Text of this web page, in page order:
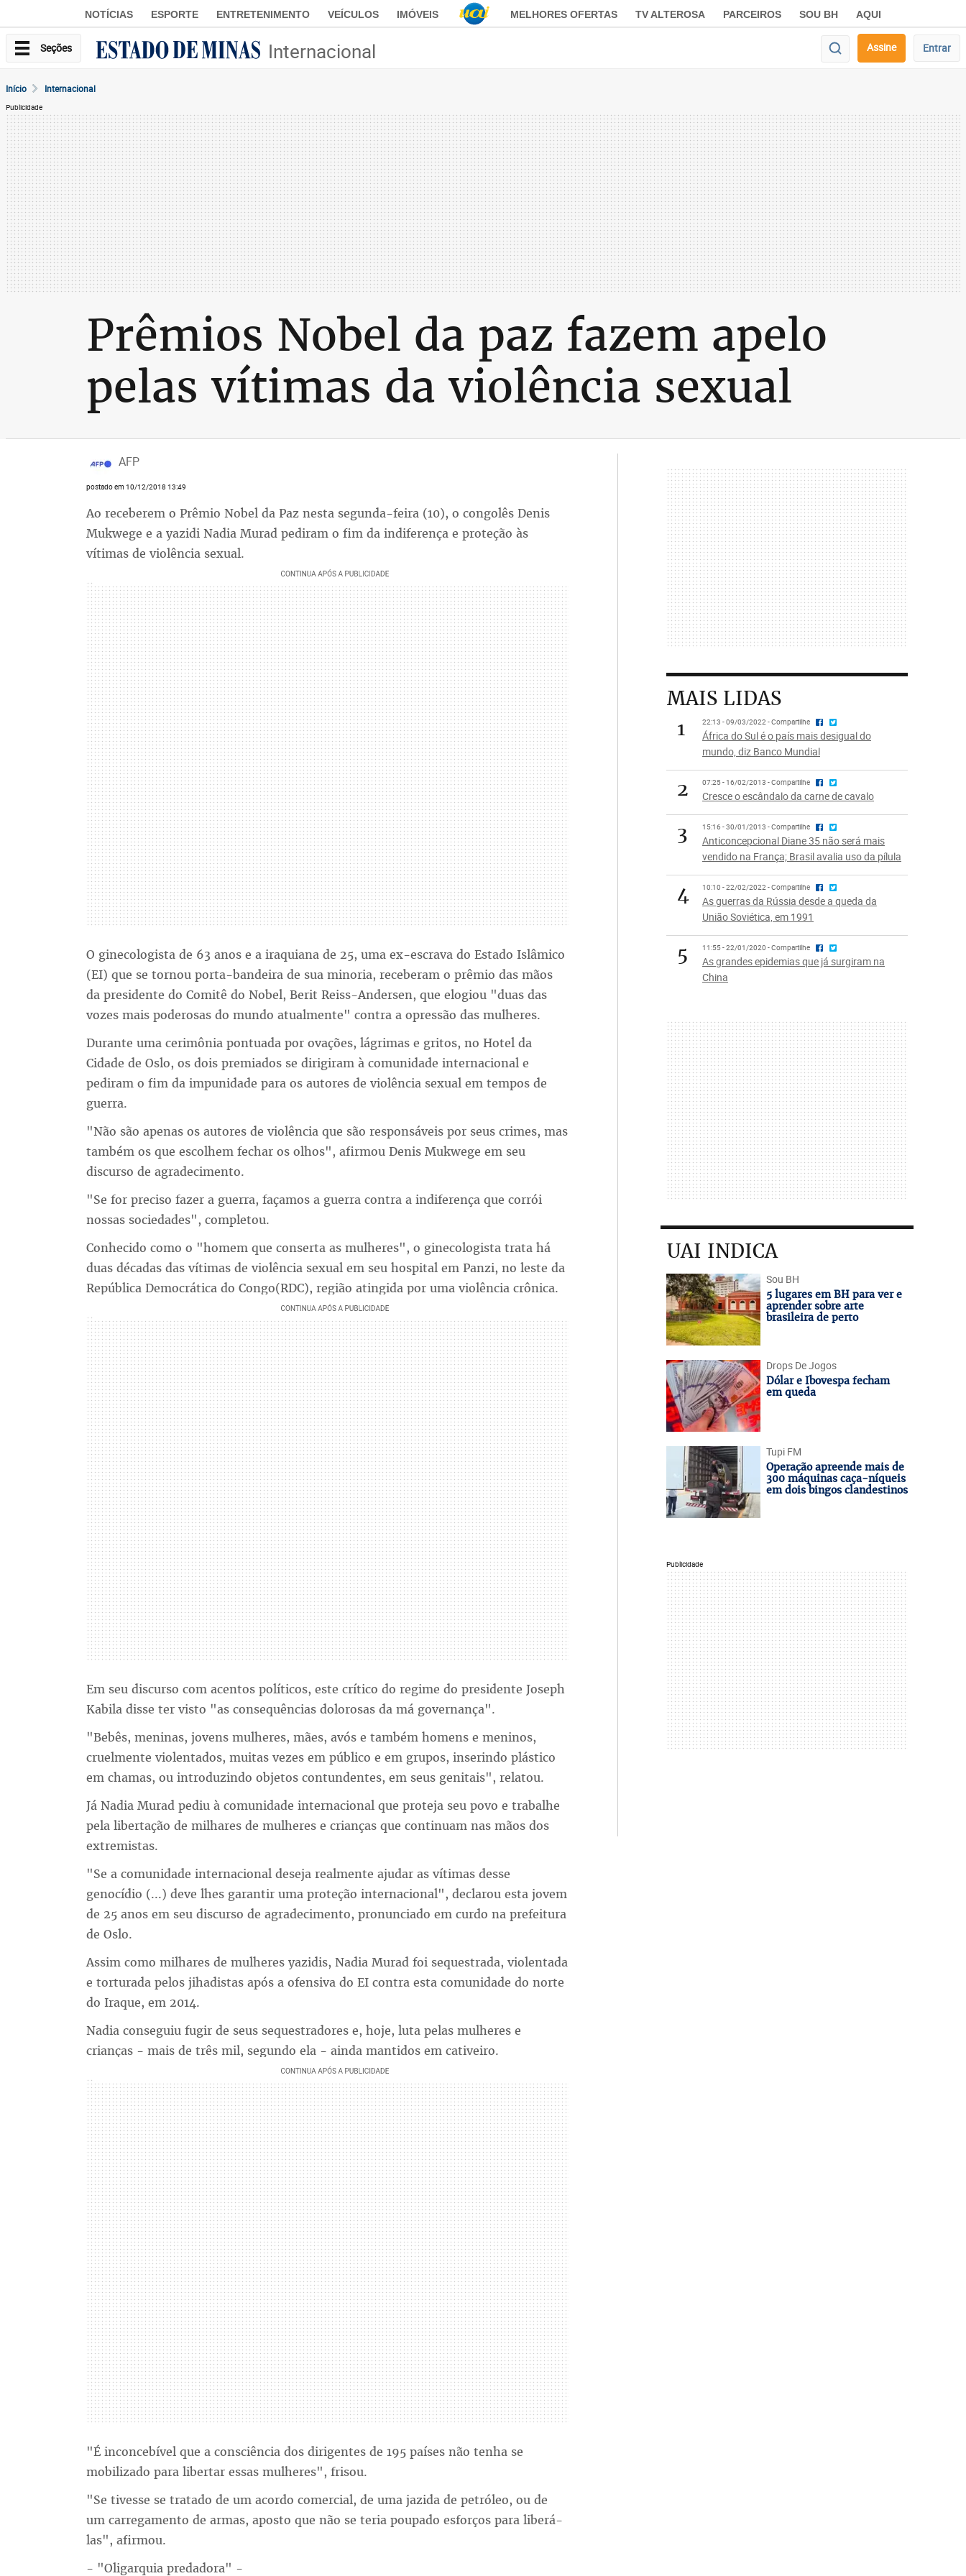
NOTÍCIAS ESPORTE ENTRETENIMENTO VEÍCULOS IMÓVEIS MELHORES OFERTAS TV ALTEROSA PARCEIROS SOU BH AQUI
Seções Internacional Assine Entrar
Início Internacional
Publicidade
Prêmios Nobel da paz fazem apelo
pelas vítimas da violência sexual
AFP
postado em 10/12/2018 13:49
Ao receberem o Prêmio Nobel da Paz nesta segunda-feira (10), o congolês Denis
Mukwege e a yazidi Nadia Murad pediram o fim da indiferença e proteção às
vítimas de violência sexual.
O ginecologista de 63 anos e a iraquiana de 25, uma ex-escrava do Estado Islâmico
(EI) que se tornou porta-bandeira de sua minoria, receberam o prêmio das mãos
da presidente do Comitê do Nobel, Berit Reiss-Andersen, que elogiou "duas das
vozes mais poderosas do mundo atualmente" contra a opressão das mulheres.
Durante uma cerimônia pontuada por ovações, lágrimas e gritos, no Hotel da
Cidade de Oslo, os dois premiados se dirigiram à comunidade internacional e
pediram o fim da impunidade para os autores de violência sexual em tempos de
guerra.
"Não são apenas os autores de violência que são responsáveis por seus crimes, mas
também os que escolhem fechar os olhos", afirmou Denis Mukwege em seu
discurso de agradecimento.
"Se for preciso fazer a guerra, façamos a guerra contra a indiferença que corrói
nossas sociedades", completou.
Conhecido como o "homem que conserta as mulheres", o ginecologista trata há
duas décadas das vítimas de violência sexual em seu hospital em Panzi, no leste da
República Democrática do Congo(RDC), região atingida por uma violência crônica.
Em seu discurso com acentos políticos, este crítico do regime do presidente Joseph
Kabila disse ter visto "as consequências dolorosas da má governança".
"Bebês, meninas, jovens mulheres, mães, avós e também homens e meninos,
cruelmente violentados, muitas vezes em público e em grupos, inserindo plástico
em chamas, ou introduzindo objetos contundentes, em seus genitais", relatou.
Já Nadia Murad pediu à comunidade internacional que proteja seu povo e trabalhe
pela libertação de milhares de mulheres e crianças que continuam nas mãos dos
extremistas.
"Se a comunidade internacional deseja realmente ajudar as vítimas desse
genocídio (...) deve lhes garantir uma proteção internacional", declarou esta jovem
de 25 anos em seu discurso de agradecimento, pronunciado em curdo na prefeitura
de Oslo.
Assim como milhares de mulheres yazidis, Nadia Murad foi sequestrada, violentada
e torturada pelos jihadistas após a ofensiva do EI contra esta comunidade do norte
do Iraque, em 2014.
Nadia conseguiu fugir de seus sequestradores e, hoje, luta pelas mulheres e
crianças - mais de três mil, segundo ela - ainda mantidos em cativeiro.
"É inconcebível que a consciência dos dirigentes de 195 países não tenha se
mobilizado para libertar essas mulheres", frisou.
"Se tivesse se tratado de um acordo comercial, de uma jazida de petróleo, ou de
um carregamento de armas, aposto que não se teria poupado esforços para liberá-
las", afirmou.
- "Oligarquia predadora" -
MAIS LIDAS
1
22:13 - 09/03/2022 - Compartilhe
África do Sul é o país mais desigual do
mundo, diz Banco Mundial
2 07:25 - 16/02/2013 - Compartilhe
Cresce o escândalo da carne de cavalo
3 15:16 - 30/01/2013 - Compartilhe
Anticoncepcional Diane 35 não será mais
vendido na França; Brasil avalia uso da pílula
4 10:10 - 22/02/2022 - Compartilhe
As guerras da Rússia desde a queda da
União Soviética, em 1991
5 11:55 - 22/01/2020 - Compartilhe
As grandes epidemias que já surgiram na
China
UAI INDICA
Sou BH
5 lugares em BH para ver e
aprender sobre arte
brasileira de perto
Drops De Jogos
Dólar e Ibovespa fecham
em queda
Tupi FM
Operação apreende mais de
300 máquinas caça-níqueis
em dois bingos clandestinos
Publicidade